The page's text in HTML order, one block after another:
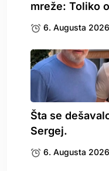
mreže: Toliko
6. Augusta
Šta se
Sergej.
6. Augusta